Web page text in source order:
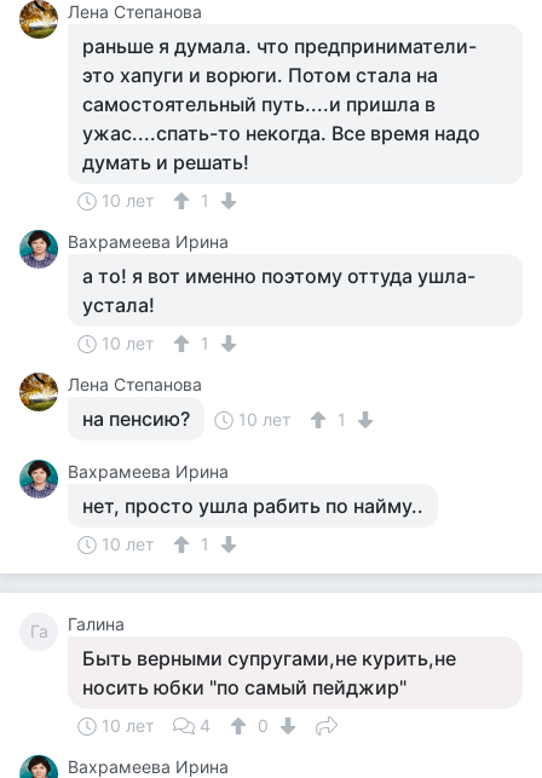
Лена Степанова
раньше я думала. что предприниматели-
это хапуги и ворюги. Потом стала на
самостоятельный путь....и пришла в
ужас....спать-то некогда. Все время надо
думать и решать!
10 лет
1
Вахрамеева Ирина
а то! я вот именно поэтому оттуда ушла-
устала!
10 лет
1
Лена Степанова
на пенсию? 10 лет 1
Вахрамеева Ирина
нет, просто ушла рабить по найму..
10 лет 1
Га Галина
Быть верными супругами,не курить,не
носить юбки "по самый пейджир"
10 лет 4
0
Вахрамеева Ирина